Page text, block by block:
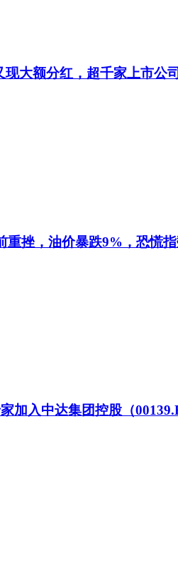
现大额分红，超千家上市公
重挫，油价暴跌9%，恐慌
加入中达集团控股（